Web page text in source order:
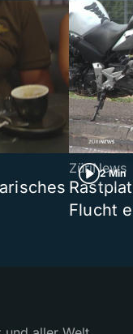
2 Min
ZüriNews
Flucht